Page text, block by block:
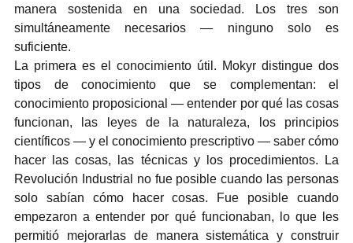
manera sostenida en una sociedad. Los tres son
simultáneamente necesarios — ninguno solo es
suficiente.
La primera es el conocimiento útil. Mokyr distingue dos
tipos de conocimiento que se complementan: el
conocimiento proposicional — entender por qué las cosas
funcionan, las leyes de la naturaleza, los principios
científicos — y el conocimiento prescriptivo — saber cómo
hacer las cosas, las técnicas y los procedimientos. La
Revolución Industrial no fue posible cuando las personas
solo sabían cómo hacer cosas. Fue posible cuando
empezaron a entender por qué funcionaban, lo que les
permitió mejorarlas de manera sistemática y construir